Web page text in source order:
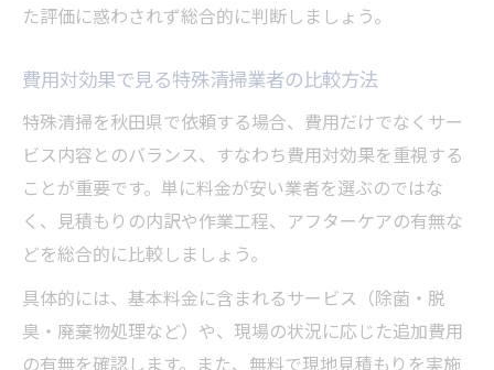
た評価に惑わされず総合的に判断しましょう。
費用対効果で見る特殊清掃業者の比較方法
特殊清掃を秋田県で依頼する場合、費用だけでなくサー
ビス内容とのバランス、すなわち費用対効果を重視する
ことが重要です。単に料金が安い業者を選ぶのではな
く、見積もりの内訳や作業工程、アフターケアの有無な
どを総合的に比較しましょう。
具体的には、基本料金に含まれるサービス（除菌・脱
臭・廃棄物処理など）や、現場の状況に応じた追加費用
の有無を確認します。また、無料で現地見積もりを実施